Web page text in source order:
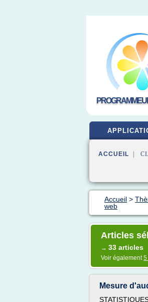
ACCUEIL |
Accueil >
web
Articles
→ 33 articles
Voir également5
Mesure